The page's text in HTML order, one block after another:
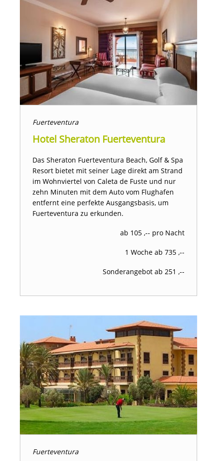
Fuerteventura
Hotel Sheraton Fuerteventura
Das Sheraton Fuerteventura Beach, Golf & Spa
Resort bietet mit seiner Lage direkt am Strand
im Wohnviertel von Caleta de Fuste und nur
zehn Minuten mit dem Auto vom Flughafen
entfernt eine perfekte Ausgangsbasis, um
Fuerteventura zu erkunden.
ab 105 ,-- pro Nacht
1 Woche ab 735 ,--
Sonderangebot ab 251 ,--
Fuerteventura